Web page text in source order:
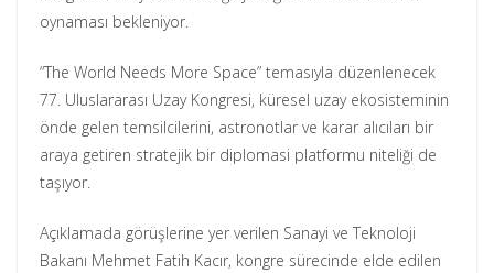
oynaması bekleniyor.
“The World Needs More Space” temasıyla düzenlenecek
77. Uluslararası Uzay Kongresi, küresel uzay ekosisteminin
önde gelen temsilcilerini, astronotlar ve karar alıcıları bir
araya getiren stratejik bir diplomasi platformu niteliği de
taşıyor.
Açıklamada görüşlerine yer verilen Sanayi ve Teknoloji
Bakanı Mehmet Fatih Kacır, kongre sürecinde elde edilen